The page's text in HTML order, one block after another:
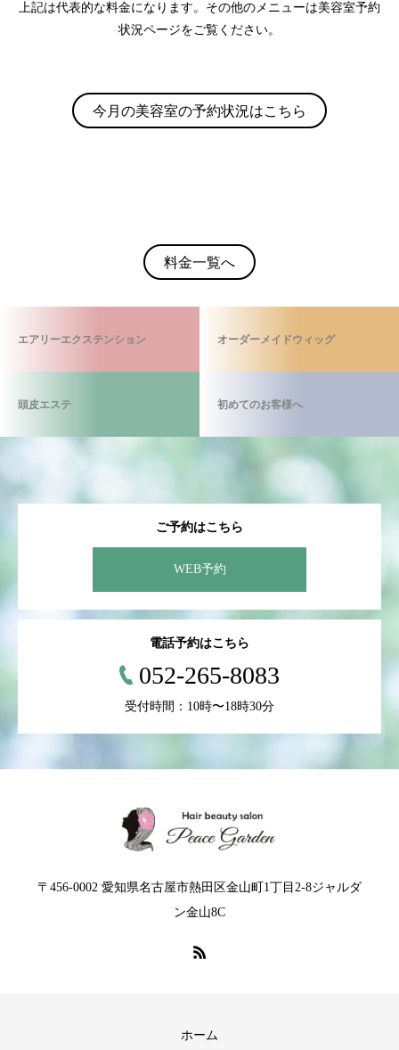
上記は代表的な料金になります。その他のメニューは美容室予約
状況ページをご覧ください。
今⽉の美容室の予約状況はこちら
料金一覧へ
エアリーエクステンション オーダーメイドウィッグ
頭皮エステ 初めてのお客様へ
ご予約はこちら
WEB予約
電話予約はこちら
052-265-8083
受付時間：10時〜18時30分
〒456-0002 愛知県名古屋市熱⽥区⾦⼭町1丁⽬2-8ジャルダ
ン⾦⼭8C
ホーム